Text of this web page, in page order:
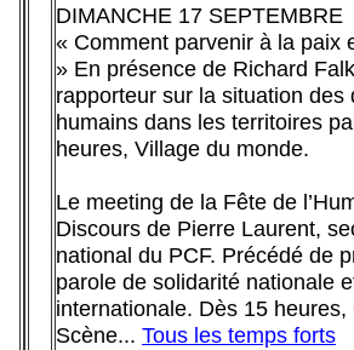
DIMANCHE 17 SEPTEMBRE
« Comment parvenir à la paix
» En présence de Richard
rapporteur sur la situation des
humains dans les territoires
heures, Village du monde.
Le meeting de la Fête de
Discours de Pierre Laurent,
national du PCF. Précédé de
parole de solidarité nationale
internationale. Dès 15 heures,
Scène... Tous les temps forts